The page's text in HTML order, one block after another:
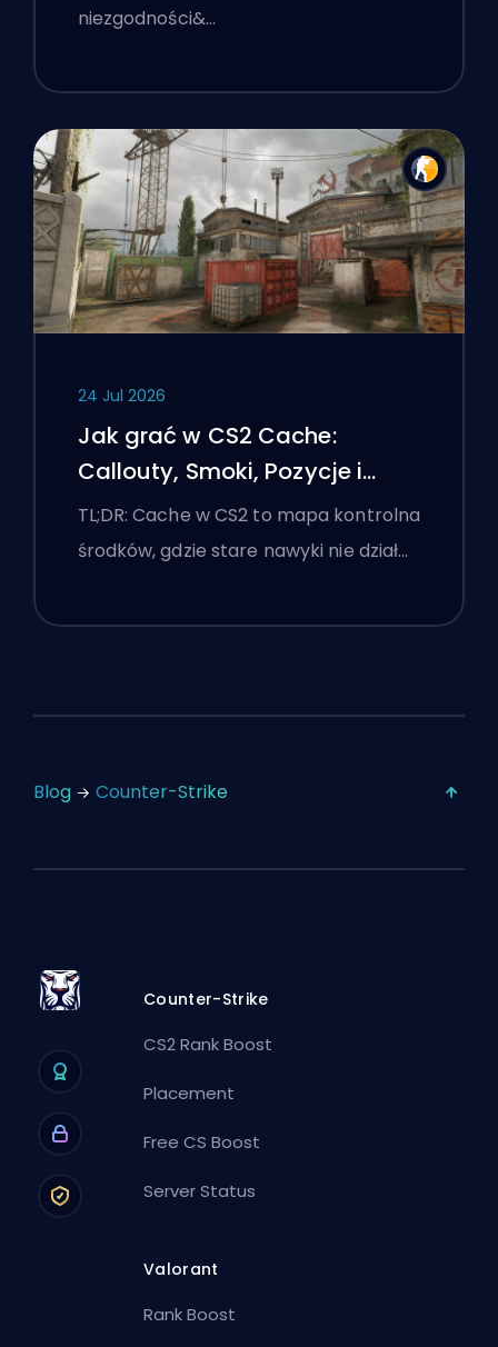
niezgodności&…
24 Jul 2026
Jak grać w CS2 Cache:
Callouty, Smoki, Pozycje i
Wskazówki Premier
TL;DR: Cache w CS2 to mapa kontrolna
środków, gdzie stare nawyki nie dział…
Blog Counter-Strike
Counter-Strike
CS2 Rank Boost
Placement
Free CS Boost
Server Status
Valorant
Rank Boost